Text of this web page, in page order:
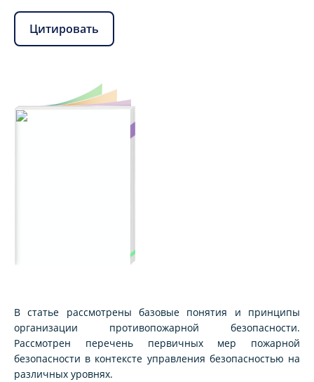
Цитировать
В статье рассмотрены базовые понятия и принципы
организации противопожарной безопасности.
Рассмотрен перечень первичных мер пожарной
безопасности в контексте управления безопасностью на
различных уровнях.